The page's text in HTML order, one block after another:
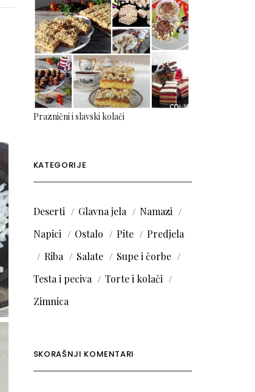
Praznični i slavski kolači
KATEGORIJE
Deserti Glavna jela
Namazi
Napici
Ostalo Pite
Predjela
Riba
Salate
Supe i čorbe
Testa i peciva
Torte i kolači
Zimnica
SKORAŠNJI KOMENTARI